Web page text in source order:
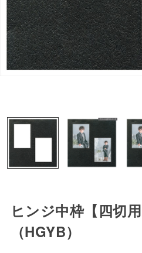
ヒンジ中枠【四切
（HGYB）